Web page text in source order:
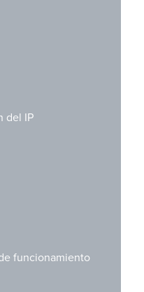
del IP
funcionamiento
(-4
o